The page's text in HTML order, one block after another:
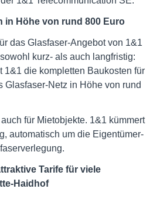
in Höhe von rund 800 Euro
das Glasfaser-Angebot von 1&1
kurz- als auch langfristig:
1&1 die kompletten Baukosten für
Glasfaser-Netz in Höhe von rund
für Mietobjekte. 1&1 kümmert
automatisch um die Eigentümer-
Tarife für viele
Haidhof